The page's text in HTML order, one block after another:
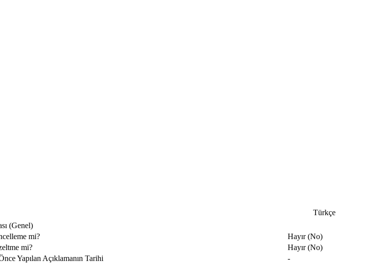
Türkçe
(Genel)
mi?
Hayır (No)
mi?
Hayır (No)
Yapılan Açıklamanın Tarihi
-